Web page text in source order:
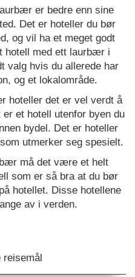
er bedre enn sine
Det er hoteller du bør
og vil ha et meget godt
hotell med ett laurbær i
valg hvis du allerede har
og et lokalområde.
hoteller det er vel verdt å
et hotell utenfor byen du
bydel. Det er hoteller
utmerker seg spesielt.
må det være et helt
som er så bra at du bør
hotellet. Disse hotellene
av i verden.